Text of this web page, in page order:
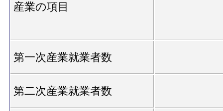
産業の項目
第一次産業就業者数
第二次産業就業者数